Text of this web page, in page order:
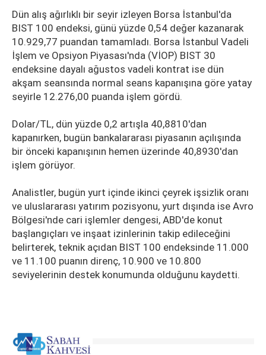
Dün alış ağırlıklı bir seyir izleyen Borsa İstanbul'da
BIST 100 endeksi, günü yüzde 0,54 değer kazanarak
10.929,77 puandan tamamladı. Borsa İstanbul Vadeli
İşlem ve Opsiyon Piyasası'nda (VİOP) BIST 30
endeksine dayalı ağustos vadeli kontrat ise dün
akşam seansında normal seans kapanışına göre yatay
seyirle 12.276,00 puanda işlem gördü.
Dolar/TL, dün yüzde 0,2 artışla 40,8810'dan
kapanırken, bugün bankalararası piyasanın açılışında
bir önceki kapanışının hemen üzerinde 40,8930'dan
işlem görüyor.
Analistler, bugün yurt içinde ikinci çeyrek işsizlik oranı
ve uluslararası yatırım pozisyonu, yurt dışında ise Avro
Bölgesi'nde cari işlemler dengesi, ABD'de konut
başlangıçları ve inşaat izinlerinin takip edileceğini
belirterek, teknik açıdan BIST 100 endeksinde 11.000
ve 11.100 puanın direnç, 10.900 ve 10.800
seviyelerinin destek konumunda olduğunu kaydetti.